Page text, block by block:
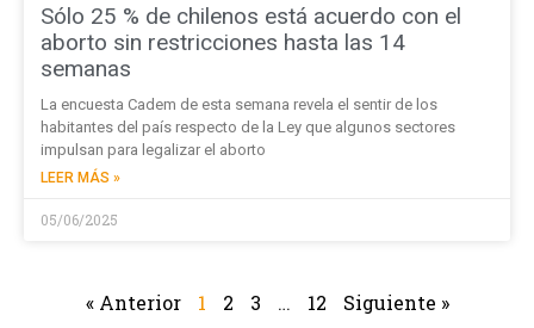
Sólo 25 % de chilenos está acuerdo con el
aborto sin restricciones hasta las 14
semanas
La encuesta Cadem de esta semana revela el sentir de los
habitantes del país respecto de la Ley que algunos sectores
impulsan para legalizar el aborto
LEER MÁS »
05/06/2025
« Anterior 1 2 3 … 12 Siguiente »